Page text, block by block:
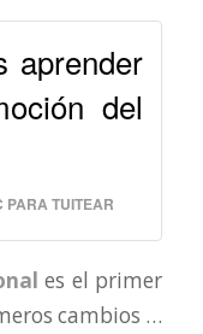
aprender
del
PARA TUITEAR
es el primer
cambios …